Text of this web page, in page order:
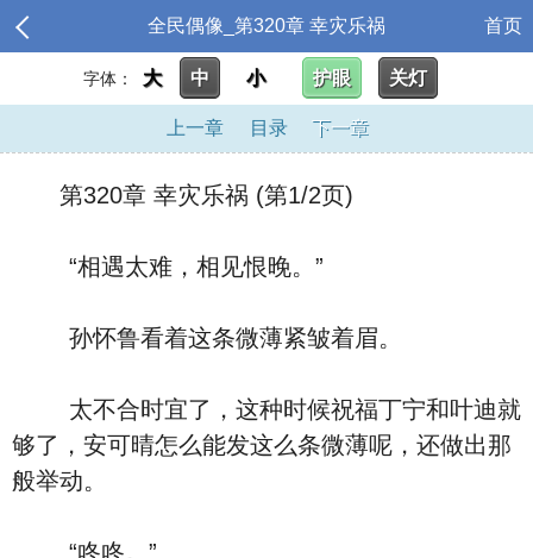
全民偶像_第320章 幸灾乐祸 首页
字体： 大 中 小 护眼 关灯
上一章 目录 下一章
第320章 幸灾乐祸 (第1/2页)
“相遇太难，相见恨晚。”
孙怀鲁看着这条微薄紧皱着眉。
太不合时宜了，这种时候祝福丁宁和叶迪就
够了，安可晴怎么能发这么条微薄呢，还做出那
般举动。
“咚咚。”